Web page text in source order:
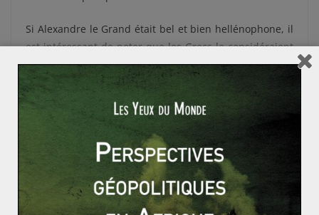
Si Alexandre le Grand était bel et bien hellénophone, il
est intéressant de noter que les Grecs le considéraient
comme un barbare, comme les habitants de Macédoine
en général. Cette région a connu une importante
migration slave, et Théssalonique, ville byzantine, reste
un référent pour les Slaves en général car c’est la ville
de Cyrille et Méthode, les créateurs d’un premier
alphabet dit cyrillique. D’autres symboles comme le
Tsar Samoil, qui établit sa capitale en Macédoine, font
de la région une zone importante dans la culture slave
du sud. Sous les Ottomans, les Musulmans seront